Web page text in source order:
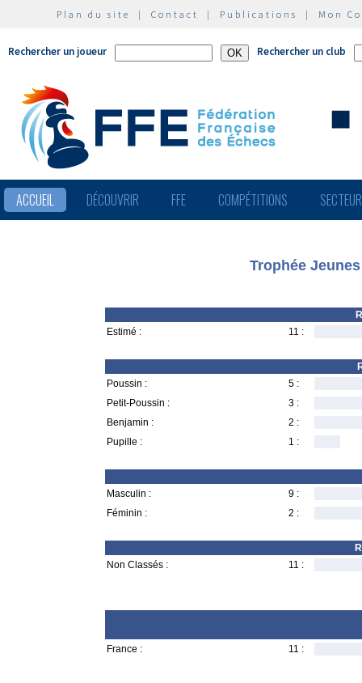
Plan du site | Contact | Publications | Mon
Rechercher un joueur Rechercher un club
ACCUEIL DÉCOUVRIR FFE COMPÉTITIONS
Trophée
Estimé :
11 :
Poussin :
5 :
Petit-Poussin :
3 :
Benjamin :
2 :
Pupille :
1 :
Masculin :
9 :
Féminin :
2 :
Non Classés :
11 :
France : 11 :